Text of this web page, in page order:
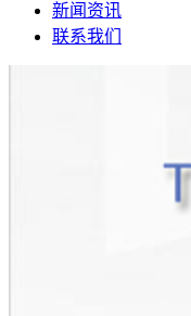
新闻资讯
联系我们